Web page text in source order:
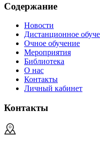
Содержание
Новости
Дистанционное
Очное обучение
Мероприятия
Библиотека
О нас
Контакты
Личный кабинет
Контакты